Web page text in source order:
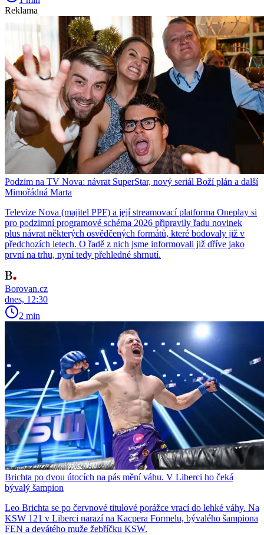
Reklama
Podzim na TV Nova: návrat SuperStar, nový seriál Boží plán a další
Mimořádná Marta
Televize Nova (majitel PPF) a její streamovací platforma Oneplay si
pro podzimní programové schéma 2026 připravily řadu novinek
plus návrat některých osvědčených formátů, které bodovaly již v
předchozích letech. O řadě z nich jsme informovali již dříve jako
první na trhu, nyní tedy přehledné shrnutí.
Borovan.cz
dnes, 12:30
2 min
Brichta po dvou útocích na pás mění váhu. V Liberci ho čeká
bývalý šampion
Leo Brichta se po červnové titulové porážce vrací do lehké váhy. Na
KSW 121 v Liberci narazí na Kacpera Formelu, bývalého šampiona
FEN a devátého muže žebříčku KSW.